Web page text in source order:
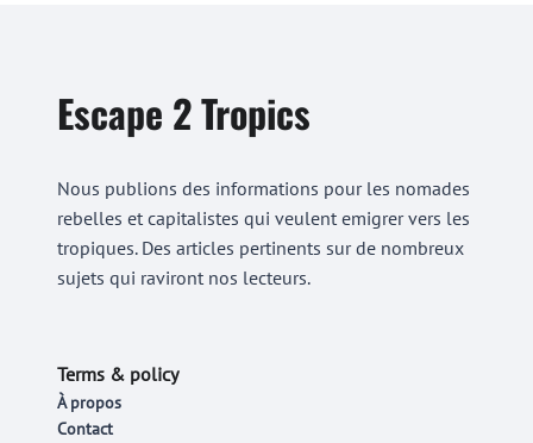
Escape 2 Tropics
Nous publions des informations pour les nomades
rebelles et capitalistes qui veulent emigrer vers les
tropiques. Des articles pertinents sur de nombreux
sujets qui raviront nos lecteurs.
Terms & policy
À propos
Contact